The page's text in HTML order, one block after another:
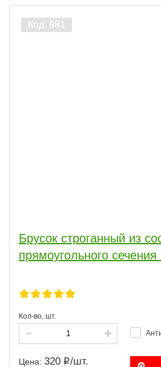
Брусок строганный из
прямоугольного
Кол-во, шт.
Цена: 320 /шт.